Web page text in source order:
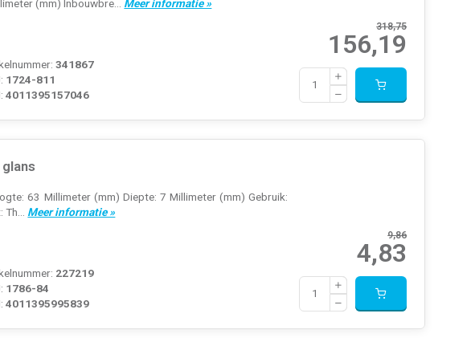
(mm) Inbouwbre... Meer informatie »
318,75
156,19
341867
1724-811
4011395157046
63 Millimeter (mm) Diepte: 7 Millimeter (mm) Gebruik:
Meer informatie »
9,86
4,83
227219
1786-84
4011395995839